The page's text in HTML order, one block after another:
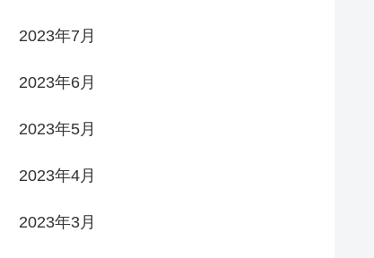
2023年7月
2023年6月
2023年5月
2023年4月
2023年3月